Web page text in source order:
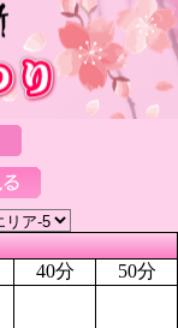
40分
50分